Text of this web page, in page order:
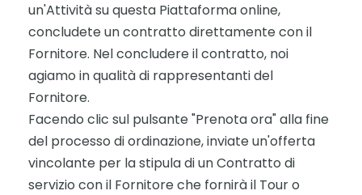
un'Attività su questa Piattaforma online,
concludete un contratto direttamente con il
Fornitore. Nel concludere il contratto, noi
agiamo in qualità di rappresentanti del
Fornitore.
Facendo clic sul pulsante "Prenota ora" alla fine
del processo di ordinazione, inviate un'offerta
vincolante per la stipula di un Contratto di
servizio con il Fornitore che fornirà il Tour o